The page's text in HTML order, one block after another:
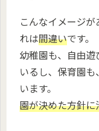
こんなイメージ
れは間違いです。
幼稚園も、自由遊
いるし、保育園
います。
園が決めた方針